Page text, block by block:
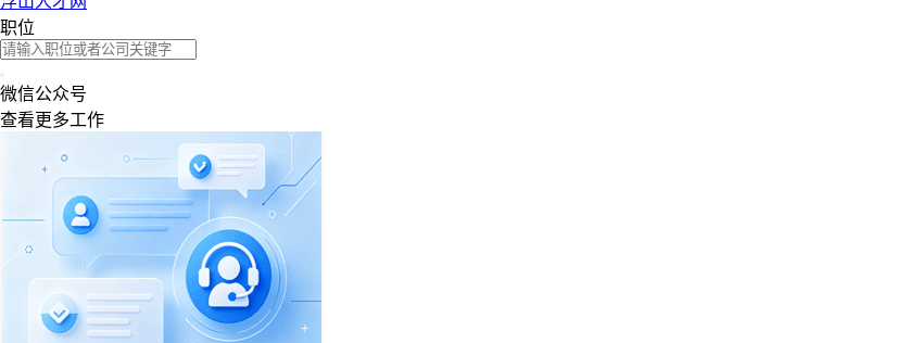
职位
微信公众号
查看更多工作